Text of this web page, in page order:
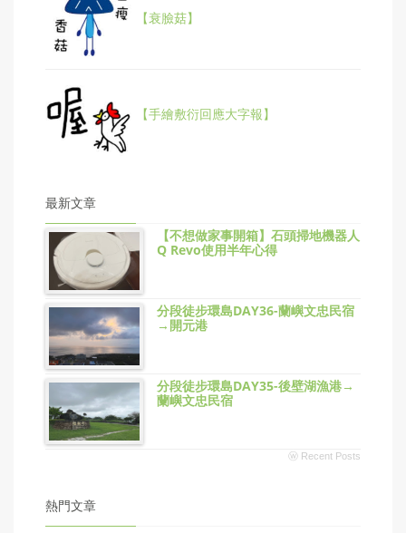
【衰臉菇】
【手繪敷衍回應大字報】
最新文章
【不想做家事開箱】石頭掃地機器人
Q Revo使用半年心得
分段徒步環島DAY36-蘭嶼文忠民宿
→開元港
分段徒步環島DAY35-後壁湖漁港→
蘭嶼文忠民宿
ⓦ Recent Posts
熱門文章